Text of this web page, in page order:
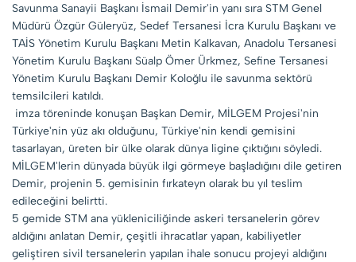
Savunma Sanayii Başkanı İsmail Demir'in yanı sıra STM Genel
Müdürü Özgür Güleryüz, Sedef Tersanesi İcra Kurulu Başkanı ve
TAİS Yönetim Kurulu Başkanı Metin Kalkavan, Anadolu Tersanesi
Yönetim Kurulu Başkanı Süalp Ömer Ürkmez, Sefine Tersanesi
Yönetim Kurulu Başkanı Demir Koloğlu ile savunma sektörü
temsilcileri katıldı.
imza töreninde konuşan Başkan Demir, MİLGEM Projesi'nin
Türkiye'nin yüz akı olduğunu, Türkiye'nin kendi gemisini
tasarlayan, üreten bir ülke olarak dünya ligine çıktığını söyledi.
MİLGEM'lerin dünyada büyük ilgi görmeye başladığını dile getiren
Demir, projenin 5. gemisinin fırkateyn olarak bu yıl teslim
edileceğini belirtti.
5 gemide STM ana yükleniciliğinde askeri tersanelerin görev
aldığını anlatan Demir, çeşitli ihracatlar yapan, kabiliyetler
geliştiren sivil tersanelerin yapılan ihale sonucu projeyi aldığını